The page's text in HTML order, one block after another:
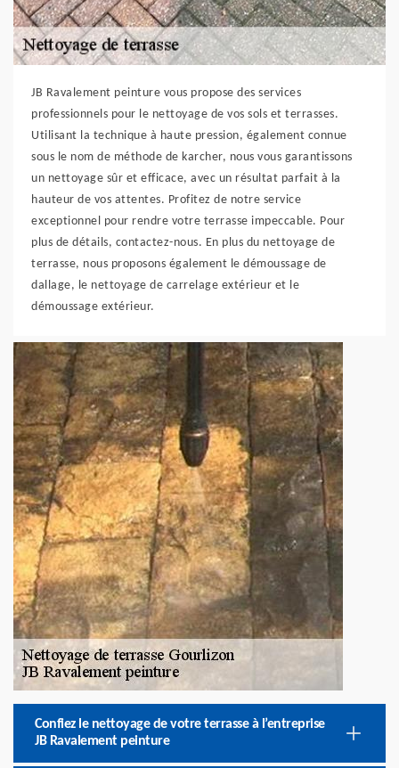
JB Ravalement peinture vous propose des services
professionnels pour le nettoyage de vos sols et terrasses.
Utilisant la technique à haute pression, également connue
sous le nom de méthode de karcher, nous vous garantissons
un nettoyage sûr et efficace, avec un résultat parfait à la
hauteur de vos attentes. Profitez de notre service
exceptionnel pour rendre votre terrasse impeccable. Pour
plus de détails, contactez-nous. En plus du nettoyage de
terrasse, nous proposons également le démoussage de
dallage, le nettoyage de carrelage extérieur et le
démoussage extérieur.
Confiez le nettoyage de votre terrasse à l’entreprise
JB Ravalement peinture